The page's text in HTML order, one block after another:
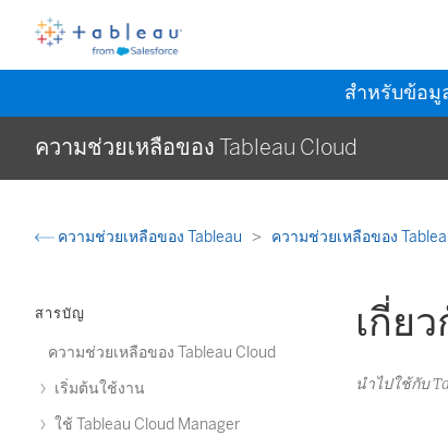
สำหรับข้อมู
ความช่วยเหลือของ Tableau Cloud
ความช่วยเหลือของ Tableau ความช่วยเหลือของ
สารบัญ
ความช่วยเหลือของ Tableau Cloud
เริ่มต้นใช้งาน
ใช้ Tableau Cloud Manager
เกี่ย
นำไปใช้กับ